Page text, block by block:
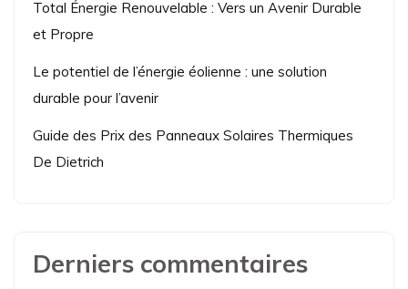
Total Énergie Renouvelable : Vers un Avenir Durable
et Propre
Le potentiel de l’énergie éolienne : une solution
durable pour l’avenir
Guide des Prix des Panneaux Solaires Thermiques
De Dietrich
Derniers commentaires